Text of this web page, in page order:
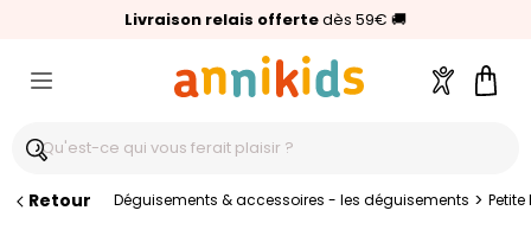
Livraison relais offertedès 59€ 🚚
🥇Palmarès Capital 2025 :Annikids N°1
⭐⭐⭐⭐⭐4,6/5(24 000 avis clients)
Compte
Retour Déguisements & accessoires - les déguisements >